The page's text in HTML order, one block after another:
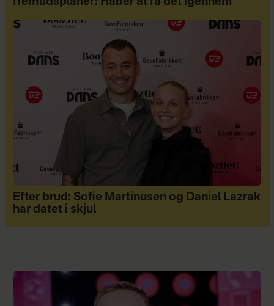
Efter brud: Sofie Martinusen og Daniel Lazrak
har datet i skjul